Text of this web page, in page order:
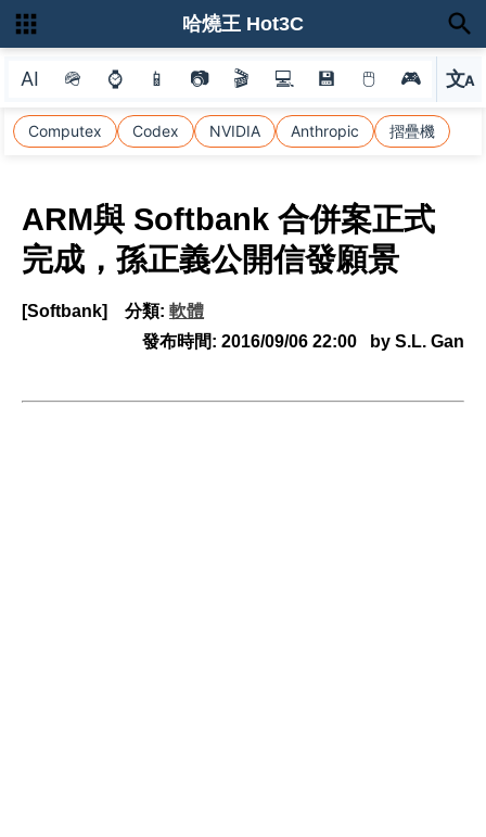
AI 🪖 ⌚ 📱 📷 🎬 💻 💾 🖱 🎮 文A
選
Computex Codex NVIDIA Anthropic 摺疊機
哈燒王 Hot3C
ARM與 Softbank 合併案正式
完成，孫正義公開信發願景
[Softbank] 分類: 軟體
發布時間: 2016/09/06 22:00 by S.L. Gan